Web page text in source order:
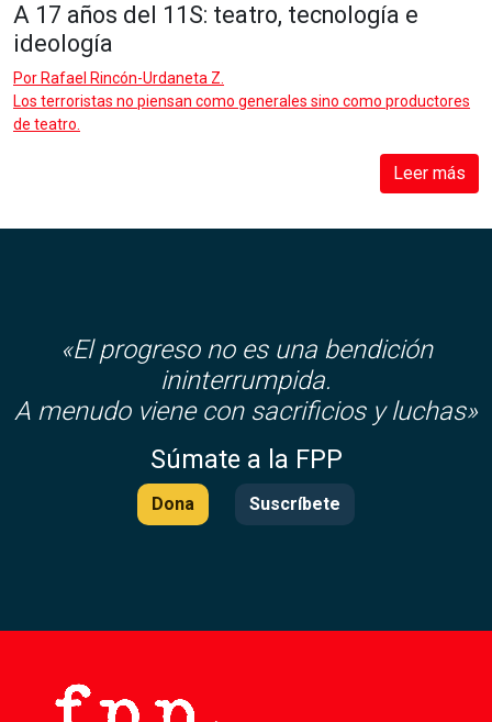
A 17 años del 11S: teatro, tecnología e
ideología
Por Rafael Rincón-Urdaneta Z.
Los terroristas no piensan como generales sino como productores
de teatro.
Leer más
«El progreso no es una bendición
ininterrumpida.
A menudo viene con sacrificios y luchas»
Súmate a la FPP
Dona Suscríbete